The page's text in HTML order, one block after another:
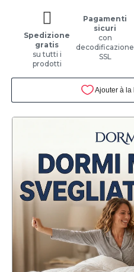
Spedizione
gratis
su tutti i
prodotti
Pagamenti
sicuri
con
decodificazione
SSL